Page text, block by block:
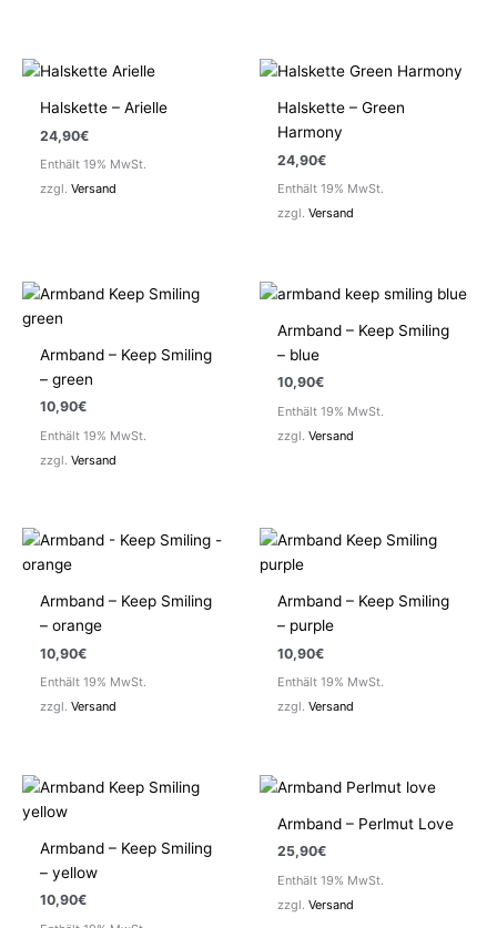
Halskette – Arielle
24,90€
Enthält 19% MwSt.
zzgl.Versand
Halskette – Green
Harmony
24,90€
Enthält 19% MwSt.
zzgl.Versand
Armband – Keep Smiling
– green
10,90€
Enthält 19% MwSt.
zzgl.Versand
Armband – Keep Smiling
– blue
10,90€
Enthält 19% MwSt.
zzgl.Versand
Armband – Keep Smiling
– orange
10,90€
Enthält 19% MwSt.
zzgl.Versand
Armband – Keep Smiling
– purple
10,90€
Enthält 19% MwSt.
zzgl.Versand
Armband – Keep Smiling
– yellow
10,90€
Armband – Perlmut Love
25,90€
Enthält 19% MwSt.
zzgl.Versand